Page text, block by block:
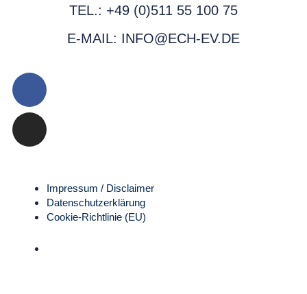
TEL.: +49 (0)511 55 100 75
E-MAIL: INFO@ECH-EV.DE
Impressum / Disclaimer
Datenschutz­erklärung
Cookie-Richtlinie (EU)